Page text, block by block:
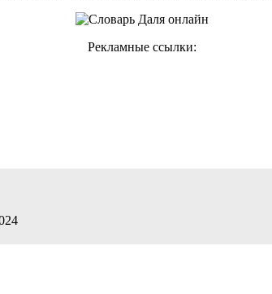
Рекламные ссылки: